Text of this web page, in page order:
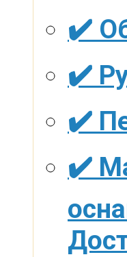
✔️
✔️
✔️
✔️